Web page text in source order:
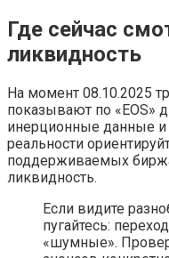
Где сейчас
ликвидность
На момент 08.10.2025
показывают по «EOS»
инерционные данные
реальности
поддерживаемых
ликвидность.
Если видите
пугайтесь:
«шумные».